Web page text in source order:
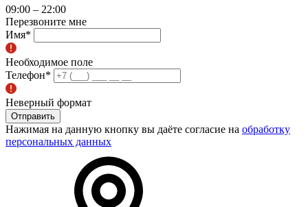
09:00 – 22:00
Перезвоните мне
Имя*
Необходимое поле
Телефон*
Неверный формат
Отправить
Нажимая на данную кнопку вы даёте согласие на обработку
персональных данных